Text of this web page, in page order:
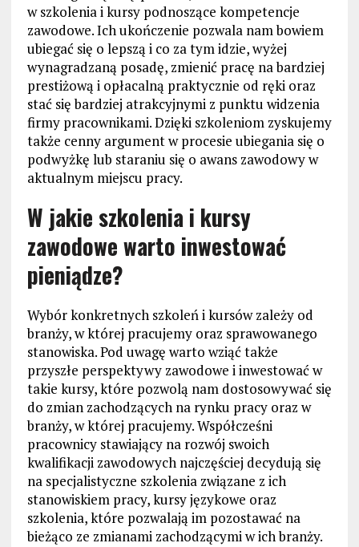
w szkolenia i kursy podnoszące kompetencje
zawodowe. Ich ukończenie pozwala nam bowiem
ubiegać się o lepszą i co za tym idzie, wyżej
wynagradzaną posadę, zmienić pracę na bardziej
prestiżową i opłacalną praktycznie od ręki oraz
stać się bardziej atrakcyjnymi z punktu widzenia
firmy pracownikami. Dzięki szkoleniom zyskujemy
także cenny argument w procesie ubiegania się o
podwyżkę lub staraniu się o awans zawodowy w
aktualnym miejscu pracy.
W jakie szkolenia i kursy
zawodowe warto inwestować
pieniądze?
Wybór konkretnych szkoleń i kursów zależy od
branży, w której pracujemy oraz sprawowanego
stanowiska. Pod uwagę warto wziąć także
przyszłe perspektywy zawodowe i inwestować w
takie kursy, które pozwolą nam dostosowywać się
do zmian zachodzących na rynku pracy oraz w
branży, w której pracujemy. Współcześni
pracownicy stawiający na rozwój swoich
kwalifikacji zawodowych najczęściej decydują się
na specjalistyczne szkolenia związane z ich
stanowiskiem pracy, kursy językowe oraz
szkolenia, które pozwalają im pozostawać na
bieżąco ze zmianami zachodzącymi w ich branży.